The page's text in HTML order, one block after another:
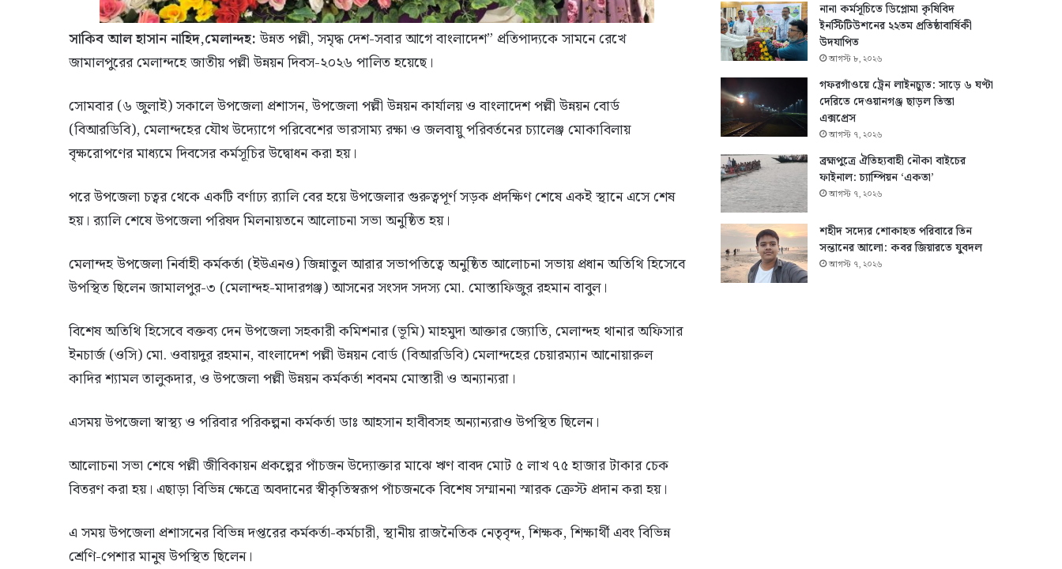
সাকিব আল হাসান নাহিদ,মেলান্দহ:উন্নত পল্লী, সমৃদ্ধ দেশ-সবার আগে বাংলাদেশ” প্রতিপাদ্যকে সামনে রেখে
জামালপুরের মেলান্দহে জাতীয় পল্লী উন্নয়ন দিবস-২০২৬ পালিত হয়েছে।
সোমবার (৬ জুলাই) সকালে উপজেলা প্রশাসন, উপজেলা পল্লী উন্নয়ন কার্যালয় ও বাংলাদেশ পল্লী উন্নয়ন বোর্ড
(বিআরডিবি), মেলান্দহের যৌথ উদ্যোগে পরিবেশের ভারসাম্য রক্ষা ও জলবায়ু পরিবর্তনের চ্যালেঞ্জ মোকাবিলায়
বৃক্ষরোপণের মাধ্যমে দিবসের কর্মসূচির উদ্বোধন করা হয়।
পরে উপজেলা চত্বর থেকে একটি বর্ণাঢ্য র‍্যালি বের হয়ে উপজেলার গুরুত্বপূর্ণ সড়ক প্রদক্ষিণ শেষে একই স্থানে এসে শেষ
হয়। র‍্যালি শেষে উপজেলা পরিষদ মিলনায়তনে আলোচনা সভা অনুষ্ঠিত হয়।
মেলান্দহ উপজেলা নির্বাহী কর্মকর্তা (ইউএনও) জিন্নাতুল আরার সভাপতিত্বে অনুষ্ঠিত আলোচনা সভায় প্রধান অতিথি হিসেবে
উপস্থিত ছিলেন জামালপুর-৩ (মেলান্দহ-মাদারগঞ্জ) আসনের সংসদ সদস্য মো. মোস্তাফিজুর রহমান বাবুল।
বিশেষ অতিথি হিসেবে বক্তব্য দেন উপজেলা সহকারী কমিশনার (ভূমি) মাহমুদা আক্তার জ্যোতি, মেলান্দহ থানার অফিসার
ইনচার্জ (ওসি) মো. ওবায়দুর রহমান, বাংলাদেশ পল্লী উন্নয়ন বোর্ড (বিআরডিবি) মেলান্দহের চেয়ারম্যান আনোয়ারুল
কাদির শ্যামল তালুকদার, ও উপজেলা পল্লী উন্নয়ন কর্মকর্তা শবনম মোস্তারী ও অন্যান্যরা।
এসময় উপজেলা স্বাস্থ্য ও পরিবার পরিকল্পনা কর্মকর্তা ডাঃ আহসান হাবীবসহ অন্যান্যরাও উপস্থিত ছিলেন।
আলোচনা সভা শেষে পল্লী জীবিকায়ন প্রকল্পের পাঁচজন উদ্যোক্তার মাঝে ঋণ বাবদ মোট ৫ লাখ ৭৫ হাজার টাকার চেক
বিতরণ করা হয়। এছাড়া বিভিন্ন ক্ষেত্রে অবদানের স্বীকৃতিস্বরূপ পাঁচজনকে বিশেষ সম্মাননা স্মারক ক্রেস্ট প্রদান করা হয়।
এ সময় উপজেলা প্রশাসনের বিভিন্ন দপ্তরের কর্মকর্তা-কর্মচারী, স্থানীয় রাজনৈতিক নেতৃবৃন্দ, শিক্ষক, শিক্ষার্থী এবং বিভিন্ন
শ্রেণি-পেশার মানুষ উপস্থিত ছিলেন।
নানা কর্মসূচিতে ডিপ্লোমা কৃষিবিদ
ইনস্টিটিউশনের ২২তম প্রতিষ্ঠাবার্ষিকী
উদযাপিত
আগস্ট ৮, ২০২৬
গফরগাঁওয়ে ট্রেন লাইনচ্যুত: সাড়ে ৬ ঘণ্টা
দেরিতে দেওয়ানগঞ্জ ছাড়ল তিস্তা
এক্সপ্রেস
আগস্ট ৭, ২০২৬
ব্রহ্মপুত্রে ঐতিহ্যবাহী নৌকা বাইচের
ফাইনাল: চ্যাম্পিয়ন ‘একতা’
আগস্ট ৭, ২০২৬
শহীদ সদ্যের শোকাহত পরিবারে তিন
সন্তানের আলো: কবর জিয়ারতে যুবদল
আগস্ট ৭, ২০২৬